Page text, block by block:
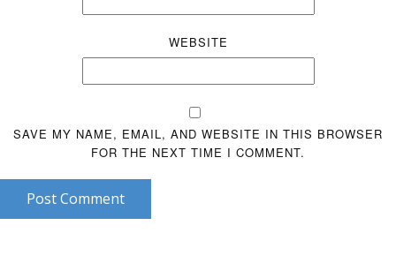
WEBSITE
SAVE MY NAME, EMAIL, AND WEBSITE IN THIS BROWSER
FOR THE NEXT TIME I COMMENT.
Post Comment